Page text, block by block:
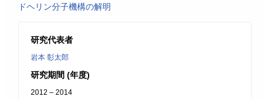
ドヘリン分子機構の解明
研究代表者
岩本 彰太郎
研究期間 (年度)
2012 – 2014